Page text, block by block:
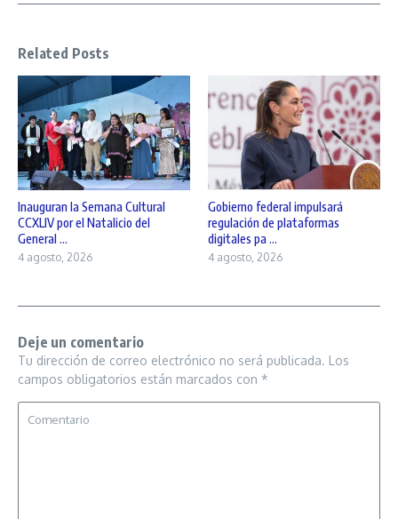
Related Posts
Inauguran la Semana Cultural
CCXLIV por el Natalicio del
General ...
4 agosto, 2026
Gobierno federal impulsará
regulación de plataformas
digitales pa ...
4 agosto, 2026
Deje un comentario
Tu dirección de correo electrónico no será publicada. Los
campos obligatorios están marcados con *